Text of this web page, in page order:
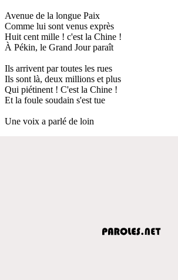
Avenue de la longue Paix
Comme lui sont venus exprès
Huit cent mille ! c'est la Chine !
À Pékin, le Grand Jour paraît
Ils arrivent par toutes les rues
Ils sont là, deux millions et plus
Qui piétinent ! C'est la Chine !
Et la foule soudain s'est tue
Une voix a parlé de loin